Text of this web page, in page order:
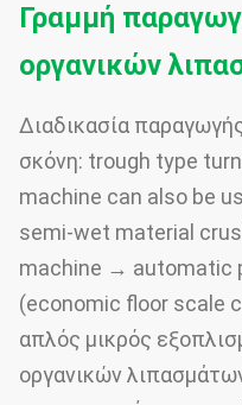
Γραμμή
οργανικών
Διαδικασία
σκόνη: trough type
machine can also be
semi-wet material
machine → automatic
(economic floor scale
απλός μικρός
οργανικών